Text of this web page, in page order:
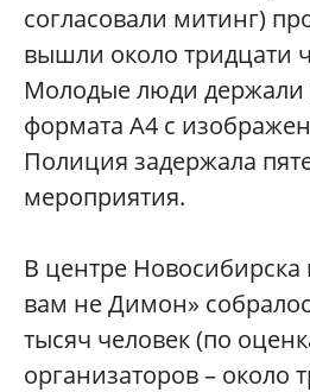
согласовали митинг)
вышли около тридцати
Молодые люди держали
формата А4 с
Полиция задержала
мероприятия.
В центре
вам не Димон»
тысяч человек (по
организаторов – около